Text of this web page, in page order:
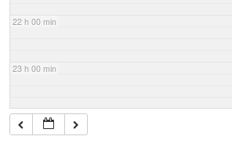
22 h 00 min
23 h 00 min